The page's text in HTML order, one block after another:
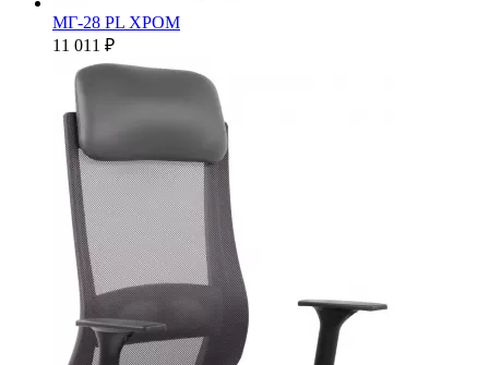
МГ-28 PL ХРОМ
11 011 ₽